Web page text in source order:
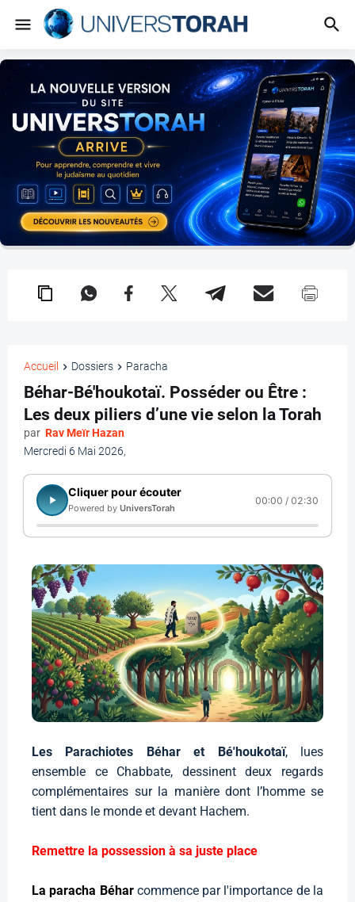
Accueil Dossiers Paracha
Béhar-Bé'houkotaï. Posséder ou Être :
Les deux piliers d’une vie selon la Torah
par Rav Meïr Hazan
Mercredi 6 Mai 2026,
Cliquer pour écouter
Powered by UniversTorah
00:00 / 02:30
Les Parachiotes Béhar et Bé'houkotaï, lues
ensemble ce Chabbate, dessinent deux regards
complémentaires sur la manière dont l’homme se
tient dans le monde et devant Hachem.
Remettre la possession à sa juste place
La paracha Béharcommence par l'importance de la